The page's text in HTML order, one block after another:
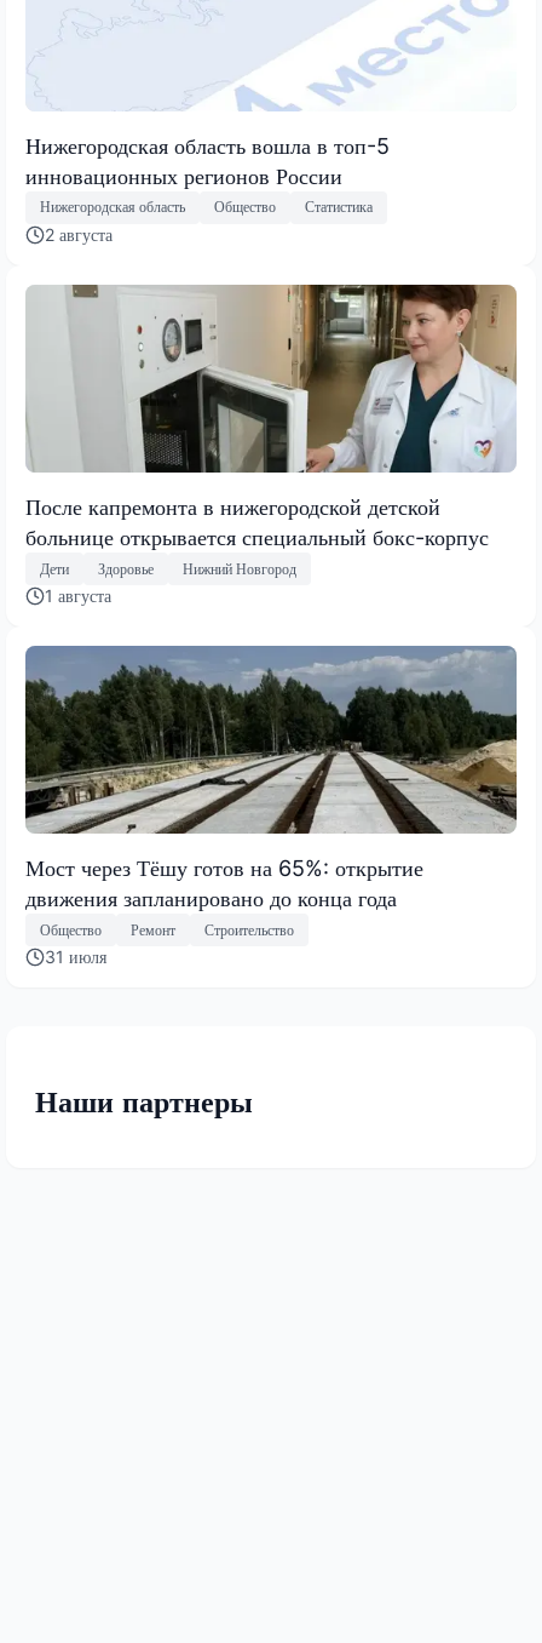
Нижегородская область вошла в топ-5
инновационных регионов России
Нижегородская область Общество Статистика
2 августа
После капремонта в нижегородской детской
больнице открывается специальный бокс-корпус
Дети Здоровье Нижний Новгород
1 августа
Мост через Тёшу готов на 65%: открытие
движения запланировано до конца года
Общество Ремонт Строительство
31 июля
Наши партнеры